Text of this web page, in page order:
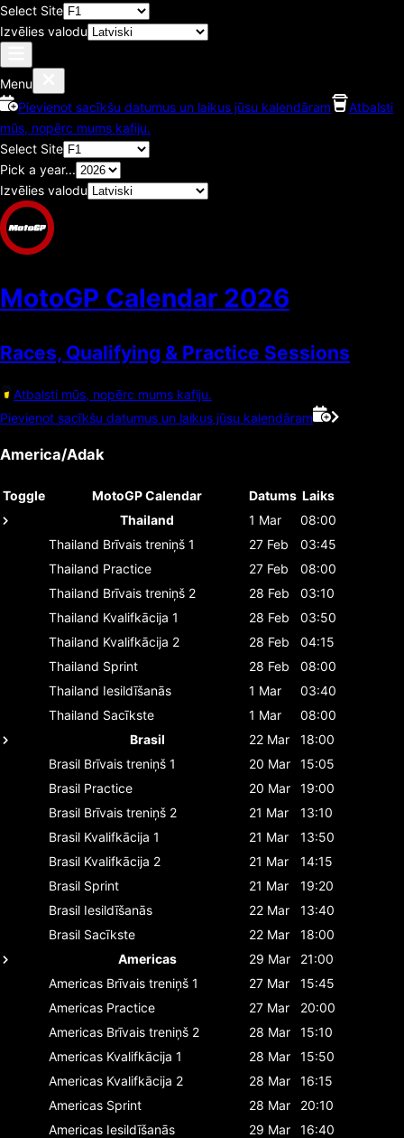
Select Site
Izvēlies valodu
Menu
Pievienot sacīkšu datumus un laikus jūsu kalendāram
Atbalsti
mūs, nopērc mums kafiju.
Select Site
Pick a year...
Izvēlies valodu
MotoGP Calendar 2026
Races, Qualifying & Practice Sessions
Atbalsti mūs, nopērc mums kafiju.
Pievienot sacīkšu datumus un laikus jūsu kalendāram
America/Adak
Toggle MotoGP Calendar Datums Laiks
Thailand
1 Mar
08:00
Thailand Brīvais treniņš 1 27 Feb
03:45
Thailand Practice 27 Feb
08:00
Thailand Brīvais treniņš 2 28 Feb
03:10
Thailand Kvalifkācija 1 28 Feb
03:50
Thailand Kvalifkācija 2 28 Feb
04:15
Thailand Sprint 28 Feb
08:00
Thailand Iesildīšanās 1 Mar
03:40
Thailand Sacīkste 1 Mar
08:00
Brasil
22 Mar
18:00
Brasil Brīvais treniņš 1 20 Mar
15:05
Brasil Practice 20 Mar
19:00
Brasil Brīvais treniņš 2 21 Mar
13:10
Brasil Kvalifkācija 1 21 Mar
13:50
Brasil Kvalifkācija 2 21 Mar
14:15
Brasil Sprint 21 Mar
19:20
Brasil Iesildīšanās 22 Mar
13:40
Brasil Sacīkste 22 Mar
18:00
Americas
29 Mar
21:00
Americas Brīvais treniņš 1 27 Mar
15:45
Americas Practice 27 Mar
20:00
Americas Brīvais treniņš 2 28 Mar
15:10
Americas Kvalifkācija 1 28 Mar
15:50
Americas Kvalifkācija 2 28 Mar
16:15
Americas Sprint 28 Mar
20:10
Americas Iesildīšanās 29 Mar
16:40